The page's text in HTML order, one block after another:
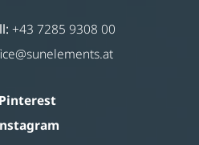
+43 7285 9308 00
Pinterest